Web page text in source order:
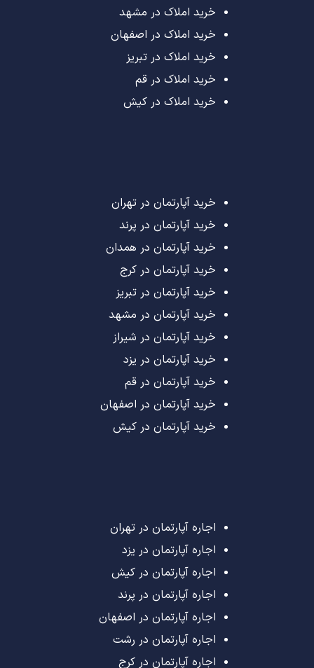
خرید املاک در مشهد
خرید املاک در اصفهان
خرید املاک در تبریز
خرید املاک در قم
خرید املاک در کیش
خرید آپارتمان در تهران
خرید آپارتمان در پرند
خرید آپارتمان در همدان
خرید آپارتمان در کرج
خرید آپارتمان در تبریز
خرید آپارتمان در مشهد
خرید آپارتمان در شیراز
خرید آپارتمان در یزد
خرید آپارتمان در قم
خرید آپارتمان در اصفهان
خرید آپارتمان در کیش
اجاره آپارتمان در تهران
اجاره آپارتمان در یزد
اجاره آپارتمان در کیش
اجاره آپارتمان در پرند
اجاره آپارتمان در اصفهان
اجاره آپارتمان در رشت
اجاره آپارتمان در کرج